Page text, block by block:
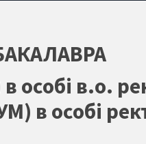
особі в.о.
в особі